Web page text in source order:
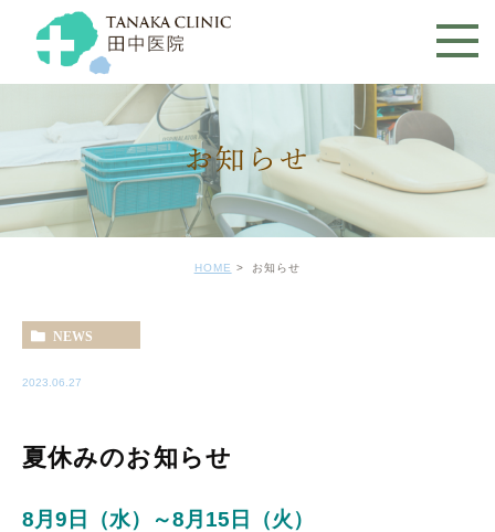
お知らせ
HOME お知らせ
NEWS
2023.06.27
夏休みのお知らせ
8月9日（水）～8月15日（火）